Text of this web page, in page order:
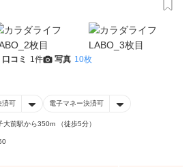
口コミ 1件 写真 10枚
済可 電子マネー決済可
大前駅から350m （徒歩5分）